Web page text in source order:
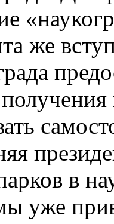
«
же
получения
в
уже